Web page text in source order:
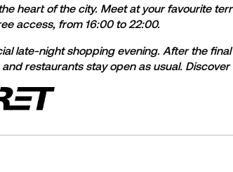
heart of the city. Meet at your favourite
access, from 16:00 to 22:00.
late-night shopping evening. After the
restaurants stay open as usual.